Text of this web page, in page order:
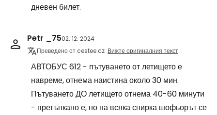
дневен билет.
Petr _7502. 12. 2024
Преведено от cestee.cz Вижте оригиналния текст
АВТОБУС 612 - пътуването от летището е
навреме, отнема наистина около 30 мин.
Пътуването ДО летището отнема 40-60 минути
- претъпкано е, но на всяка спирка шофьорът се